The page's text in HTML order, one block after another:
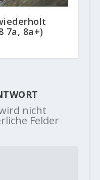
7a, 8a+)
nicht
Felder